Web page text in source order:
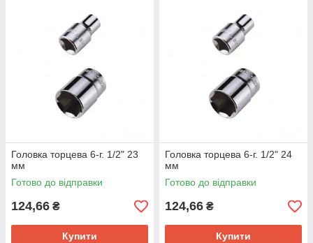
Головка торцева 6-г. 1/2" 23
мм
Готово до відправки
124,66 ₴
Купити
Головка торцева 6-г. 1/2" 24
мм
Готово до відправки
124,66 ₴
Купити